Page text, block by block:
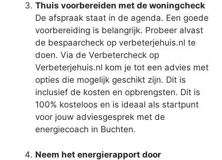
Thuis voorbereiden met de woningcheck
De afspraak staat in de agenda. Een goede
voorbereiding is belangrijk. Probeer alvast
de bespaarcheck op verbeterjehuis.nl te
doen. Via de Verbetercheck op
Verbeterjehuis.nl kom je tot een advies met
opties die mogelijk geschikt zijn. Dit is
inclusief de kosten en opbrengsten. Dit is
100% kosteloos en is ideaal als startpunt
voor jouw adviesgesprek met de
energiecoach in Buchten.
Neem het energierapport door